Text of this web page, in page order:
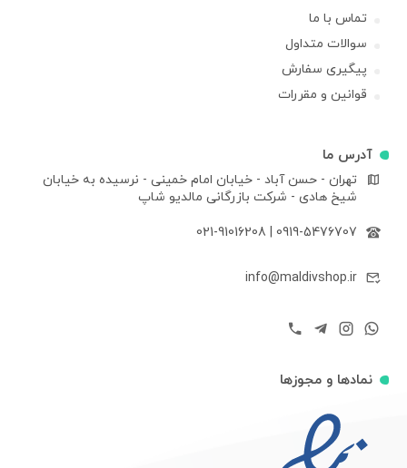
تماس با ما
سوالات متداول
پیگیری سفارش
قوانین و مقررات
آدرس ما
تهران - حسن آباد - خیابان امام خمینی - نرسیده به خیابان
شیخ هادی - شرکت بازرگانی مالدیو شاپ
0919-5476707
|
021-91016208
info@maldivshop.ir
نمادها و مجوزها